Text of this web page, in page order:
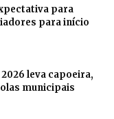
para
para início
leva capoeira,
municipais